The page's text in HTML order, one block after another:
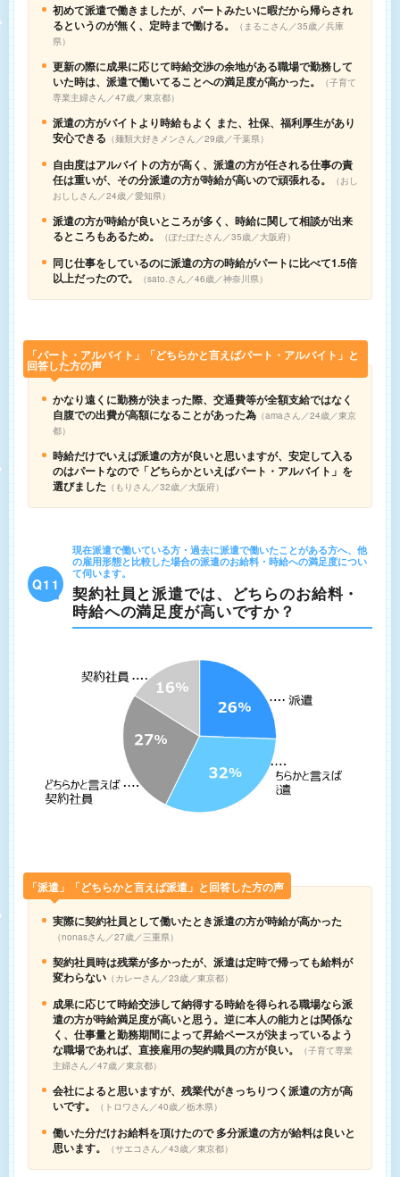
初めて派遣で働きましたが、パートみたいに暇だから帰らされ
るというのが無く、定時まで働ける。
まるこさん／35歳／兵庫
県
更新の際に成果に応じて時給交渉の余地がある職場で勤務して
いた時は、派遣で働いてることへの満足度が高かった。
子育て
専業主婦さん／47歳／東京都
派遣の方がバイトより時給もよく また、社保、福利厚生があり
安心できる
麺類大好きメンさん／29歳／千葉県
自由度はアルバイトの方が高く、派遣の方が任される仕事の責
任は重いが、その分派遣の方が時給が高いので頑張れる。
おし
おししさん／24歳／愛知県
派遣の方が時給が良いところが多く、時給に関して相談が出来
るところもあるため。
ぽたぽたさん／35歳／大阪府
同じ仕事をしているのに派遣の方の時給がパートに比べて1.5倍
以上だったので。
sato.さん／46歳／神奈川県
「パート・アルバイト」「どちらかと言えばパート・アルバイト」と
回答した方の声
かなり遠くに勤務が決まった際、交通費等が全額支給ではなく
自腹での出費が高額になることがあった為
amaさん／24歳／東京
都
時給だけでいえば派遣の方が良いと思いますが、安定して入る
のはパートなので「どちらかといえばパート・アルバイト」を
選びました
もりさん／32歳／大阪府
Q11
現在派遣で働いている方・過去に派遣で働いたことがある方へ、他
の雇用形態と比較した場合の派遣のお給料・時給への満足度につい
て伺います。
契約社員と派遣では、どちらのお給料・
時給への満足度が高いですか？
「派遣」「どちらかと言えば派遣」と回答した方の声
実際に契約社員として働いたとき派遣の方が時給が高かった
nonasさん／27歳／三重県
契約社員時は残業が多かったが、派遣は定時で帰っても給料が
変わらない
カレーさん／23歳／東京都
成果に応じて時給交渉して納得する時給を得られる職場なら派
遣の方が時給満足度が高いと思う。逆に本人の能力とは関係な
く、仕事量と勤務期間によって昇給ペースが決まっているよう
な職場であれば、直接雇用の契約職員の方が良い。
子育て専業
主婦さん／47歳／東京都
会社によると思いますが、残業代がきっちりつく派遣の方が高
いです。
トロワさん／40歳／栃木県
働いた分だけお給料を頂けたので 多分派遣の方が給料は良いと
思います。
サエコさん／43歳／東京都